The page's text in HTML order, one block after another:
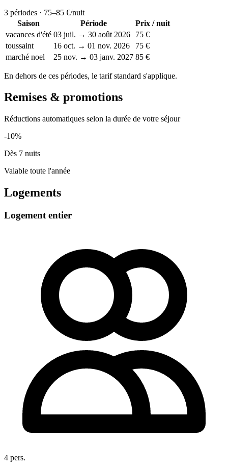
3 périodes · 75–85 €/nuit
Saison
Période
Prix / nuit
vacances d'été 03 juil. → 30 août 2026
75 €
toussaint
16 oct. → 01 nov. 2026
75 €
marché noel
25 nov. → 03 janv. 2027 85 €
En dehors de ces périodes, le tarif standard s'applique.
Remises & promotions
Réductions automatiques selon la durée de votre séjour
-10%
Dès 7 nuits
Valable toute l'année
Logements
Logement entier
4 pers.